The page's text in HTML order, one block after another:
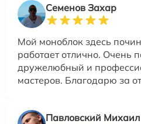
Семенов Захар
Мой моноблок здесь
работает отлично. Очень
дружелюбный и
мастеров. Благодарю за
Павловский Михаил